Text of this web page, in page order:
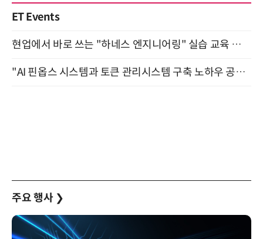
ET Events
현업에서 바로 쓰는 "하네스 엔지니어링" 실습 교육 워크숍 8월 20일 개최
"AI 핀옵스 시스템과 토큰 관리시스템 구축 노하우 공개" 잠실 한국광고문화회관 2층 대회의실 (8/21)
주요 행사 ❯